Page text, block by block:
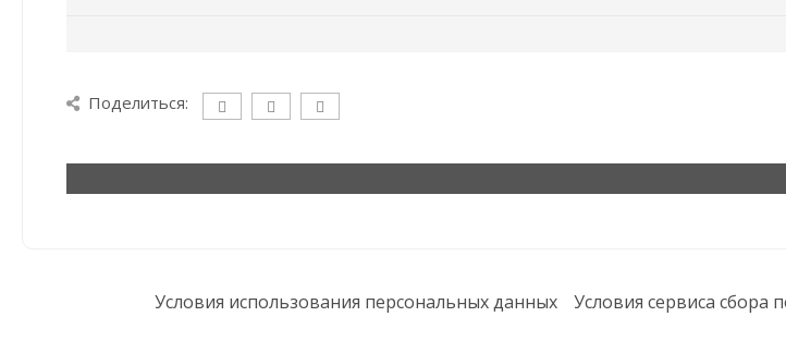
Поделиться:
Условия использования персональных данных Условия сервиса сбора